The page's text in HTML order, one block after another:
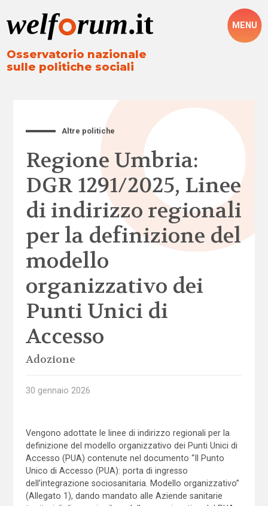
Osservatorio nazionale
sulle politiche sociali
MENU
Altre politiche
Regione Umbria:
DGR 1291/2025, Linee
di indirizzo regionali
per la definizione del
modello
organizzativo dei
Punti Unici di
Accesso
Adozione
30 gennaio 2026
Vengono adottate le linee di indirizzo regionali per la
definizione del modello organizzativo dei Punti Unici di
Accesso (PUA) contenute nel documento “Il Punto
Unico di Accesso (PUA): porta di ingresso
dell’integrazione sociosanitaria. Modello organizzativo”
(Allegato 1), dando mandato alle Aziende sanitarie